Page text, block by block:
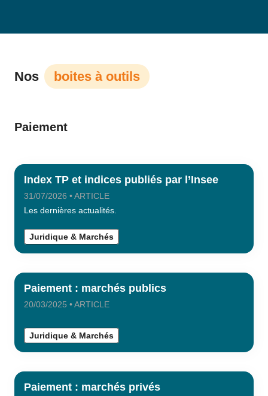
Nos boites à outils
Paiement
Index TP et indices publiés par l’Insee
31/07/2026 • ARTICLE
Les dernières actualités.
Juridique & Marchés
Paiement : marchés publics
20/03/2025 • ARTICLE
Juridique & Marchés
Paiement : marchés privés